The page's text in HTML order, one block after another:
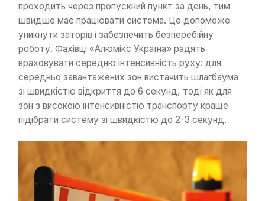
проходить через пропускний пункт за день, тим
швидше має працювати система. Це допоможе
уникнути заторів і забезпечить безперебійну
роботу. Фахівці «Алюмікс Україна» радять
враховувати середню інтенсивність руху: для
середньо завантажених зон вистачить шлагбаума
зі швидкістю відкриття до 6 секунд, тоді як для
зон з високою інтенсивністю транспорту краще
підібрати систему зі швидкістю до 2-3 секунд.